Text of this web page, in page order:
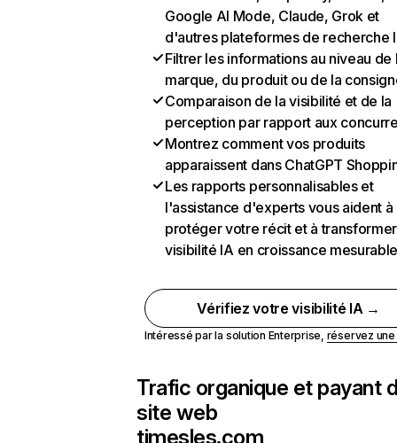
Google AI Mode, Claude, Grok et
d'autres plateformes de recherche
Filtrer les informations au niveau de
marque, du produit ou de la
Comparaison de la visibilité et de la
perception par rapport aux
Montrez comment vos produits
apparaissent dans ChatGPT
Les rapports personnalisables et
l'assistance d'experts vous aident à
protéger votre récit et à
visibilité IA en croissance
Vérifiez votre visibilité IA →
Intéressé par la solution Enterprise, réservez
Trafic organique et payant
site web
timesles.com